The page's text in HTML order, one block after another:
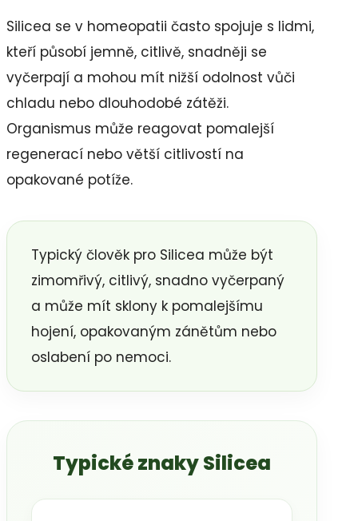
Silicea se v homeopatii často spojuje s lidmi,
kteří působí jemně, citlivě, snadněji se
vyčerpají a mohou mít nižší odolnost vůči
chladu nebo dlouhodobé zátěži.
Organismus může reagovat pomalejší
regenerací nebo větší citlivostí na
opakované potíže.
Typický člověk pro Silicea může být
zimomřivý, citlivý, snadno vyčerpaný
a může mít sklony k pomalejšímu
hojení, opakovaným zánětům nebo
oslabení po nemoci.
Typické znaky Silicea